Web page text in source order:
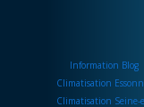
Information Blog
Climatisation
Climatisation Seine-